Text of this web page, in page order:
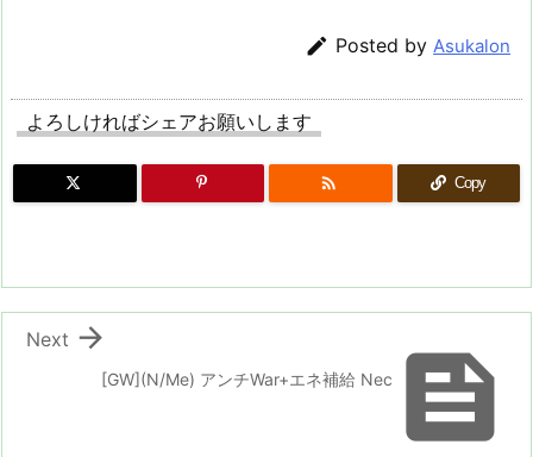
 Posted by Asukalon
よろしければシェアお願いします
 Copy

[GW](N/Me) アンチWar+エネ補給 Nec

Next